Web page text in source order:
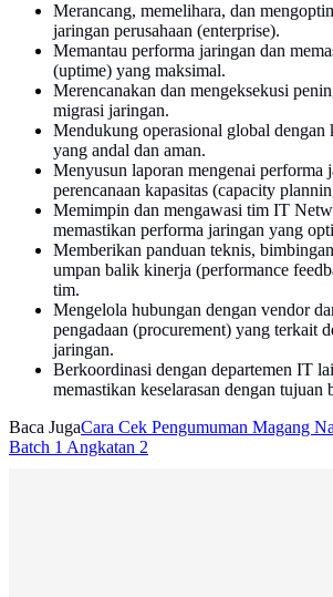
Merancang, memelihara, dan
jaringan perusahaan (enterprise).
Memantau performa jaringan dan
(uptime) yang maksimal.
Merencanakan dan mengeksekusi
migrasi jaringan.
Mendukung operasional global dengan
yang andal dan aman.
Menyusun laporan mengenai performa
perencanaan kapasitas (capacity
Memimpin dan mengawasi tim IT
memastikan performa jaringan yang
Memberikan panduan teknis,
umpan balik kinerja (performance
tim.
Mengelola hubungan dengan vendor
pengadaan (procurement) yang terkait
jaringan.
Berkoordinasi dengan departemen IT
memastikan keselarasan dengan tujuan
Baca JugaCara Cek Pengumuman Magang
Batch 1 Angkatan 2